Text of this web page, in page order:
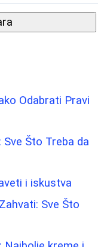
Odabrati Pravi
Sve Što Treba da
i iskustva
Sve Što